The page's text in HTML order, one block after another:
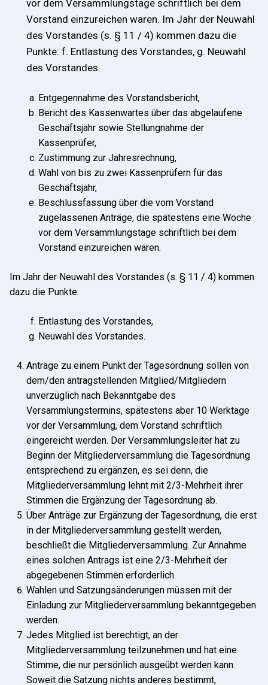
vor dem Versammlungstage schriftlich bei dem
Vorstand einzureichen waren. Im Jahr der Neuwahl
des Vorstandes (s. § 11 / 4) kommen dazu die
Punkte: f. Entlastung des Vorstandes, g. Neuwahl
des Vorstandes.
Entgegennahme des Vorstandsbericht,
Bericht des Kassenwartes über das abgelaufene
Geschäftsjahr sowie Stellungnahme der
Kassenprüfer,
Zustimmung zur Jahresrechnung,
Wahl von bis zu zwei Kassenprüfern für das
Geschäftsjahr,
Beschlussfassung über die vom Vorstand
zugelassenen Anträge, die spätestens eine Woche
vor dem Versammlungstage schriftlich bei dem
Vorstand einzureichen waren.
Im Jahr der Neuwahl des Vorstandes (s. § 11 / 4) kommen
dazu die Punkte:
Entlastung des Vorstandes,
Neuwahl des Vorstandes.
Anträge zu einem Punkt der Tagesordnung sollen von
dem/den antragstellenden Mitglied/Mitgliedern
unverzüglich nach Bekanntgabe des
Versammlungstermins, spätestens aber 10 Werktage
vor der Versammlung, dem Vorstand schriftlich
eingereicht werden. Der Versammlungsleiter hat zu
Beginn der Mitgliederversammlung die Tagesordnung
entsprechend zu ergänzen, es sei denn, die
Mitgliederversammlung lehnt mit 2/3-Mehrheit ihrer
Stimmen die Ergänzung der Tagesordnung ab.
Über Anträge zur Ergänzung der Tagesordnung, die erst
in der Mitgliederversammlung gestellt werden,
beschließt die Mitgliederversammlung. Zur Annahme
eines solchen Antrags ist eine 2/3-Mehrheit der
abgegebenen Stimmen erforderlich.
Wahlen und Satzungsänderungen müssen mit der
Einladung zur Mitgliederversammlung bekanntgegeben
werden.
Jedes Mitglied ist berechtigt, an der
Mitgliederversammlung teilzunehmen und hat eine
Stimme, die nur persönlich ausgeübt werden kann.
Soweit die Satzung nichts anderes bestimmt,